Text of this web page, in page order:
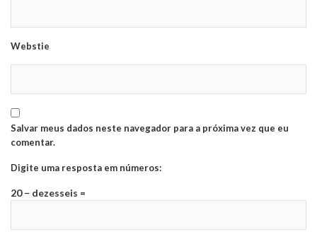
Webstie
Salvar meus dados neste navegador para a próxima vez que eu
comentar.
Digite uma resposta em números:
20 − dezesseis =